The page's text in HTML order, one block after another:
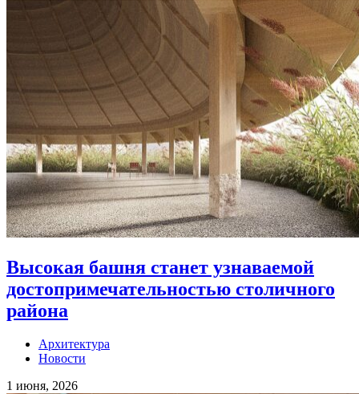
Высокая башня станет узнаваемой
достопримечательностью столичного
района
Архитектура
Новости
1 июня, 2026